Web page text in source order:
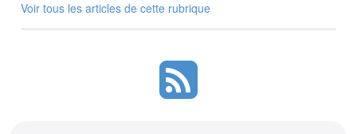
Voir tous les articles de cette rubrique